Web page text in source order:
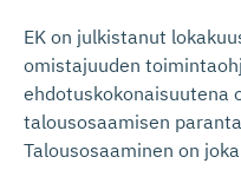
EK on julkistanut
omistajuuden
ehdotuskokonaisuutena
talousosaamisen
Talousosaaminen on